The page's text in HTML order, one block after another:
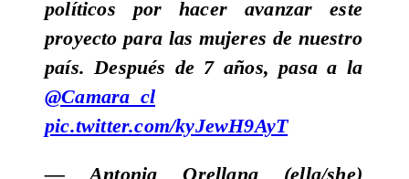
políticos por hacer avanzar este
proyecto para las mujeres de nuestro
país. Después de 7 años, pasa a la
@Camara_cl
pic.twitter.com/kyJewH9AyT
— Antonia Orellana (ella/she)